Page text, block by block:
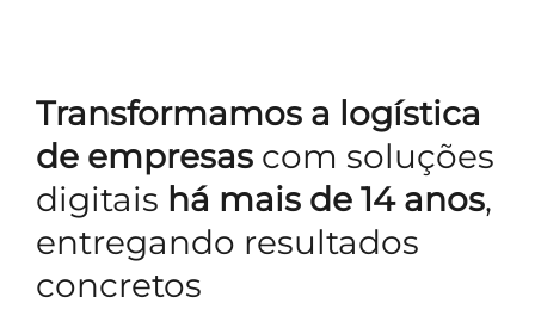
Transformamos a logística
de empresas com soluções
digitais há mais de 14 anos,
entregando resultados
concretos